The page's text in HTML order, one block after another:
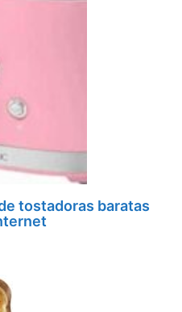
tostadoras baratas